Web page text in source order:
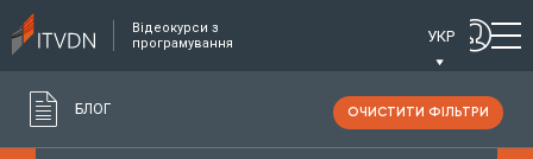
Відеокурси з
програмування
УКР
БЛОГ ОЧИСТИТИ ФІЛЬТРИ